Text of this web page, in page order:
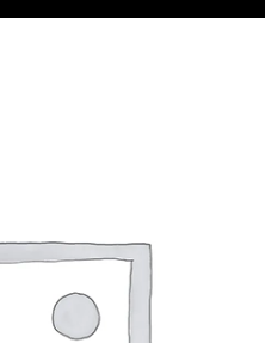
taksite %0 komisyon
TAKI VE MÜCEVHER